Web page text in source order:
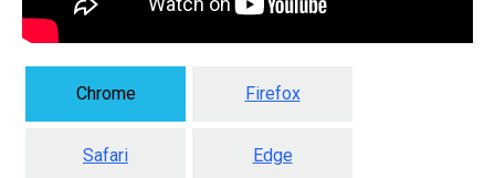
Chrome Firefox
Safari Edge